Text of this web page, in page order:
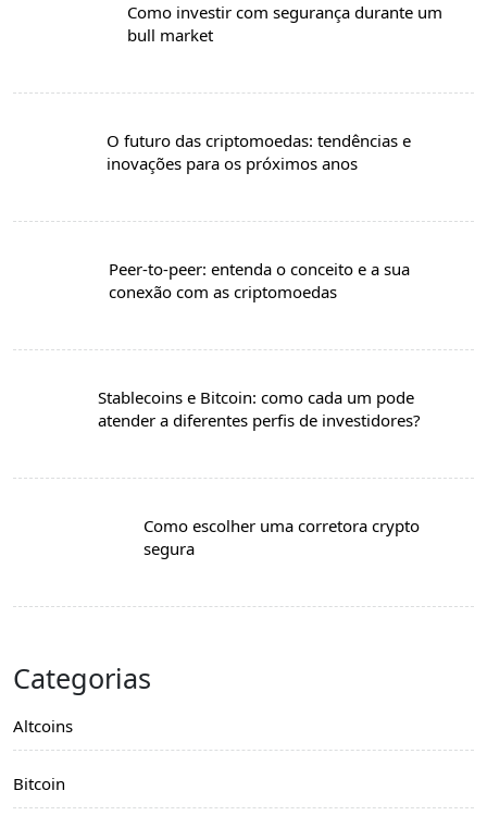
Como investir com segurança durante um
bull market
O futuro das criptomoedas: tendências e
inovações para os próximos anos
Peer-to-peer: entenda o conceito e a sua
conexão com as criptomoedas
Stablecoins e Bitcoin: como cada um pode
atender a diferentes perfis de investidores?
Como escolher uma corretora crypto
segura
Categorias
Altcoins
Bitcoin